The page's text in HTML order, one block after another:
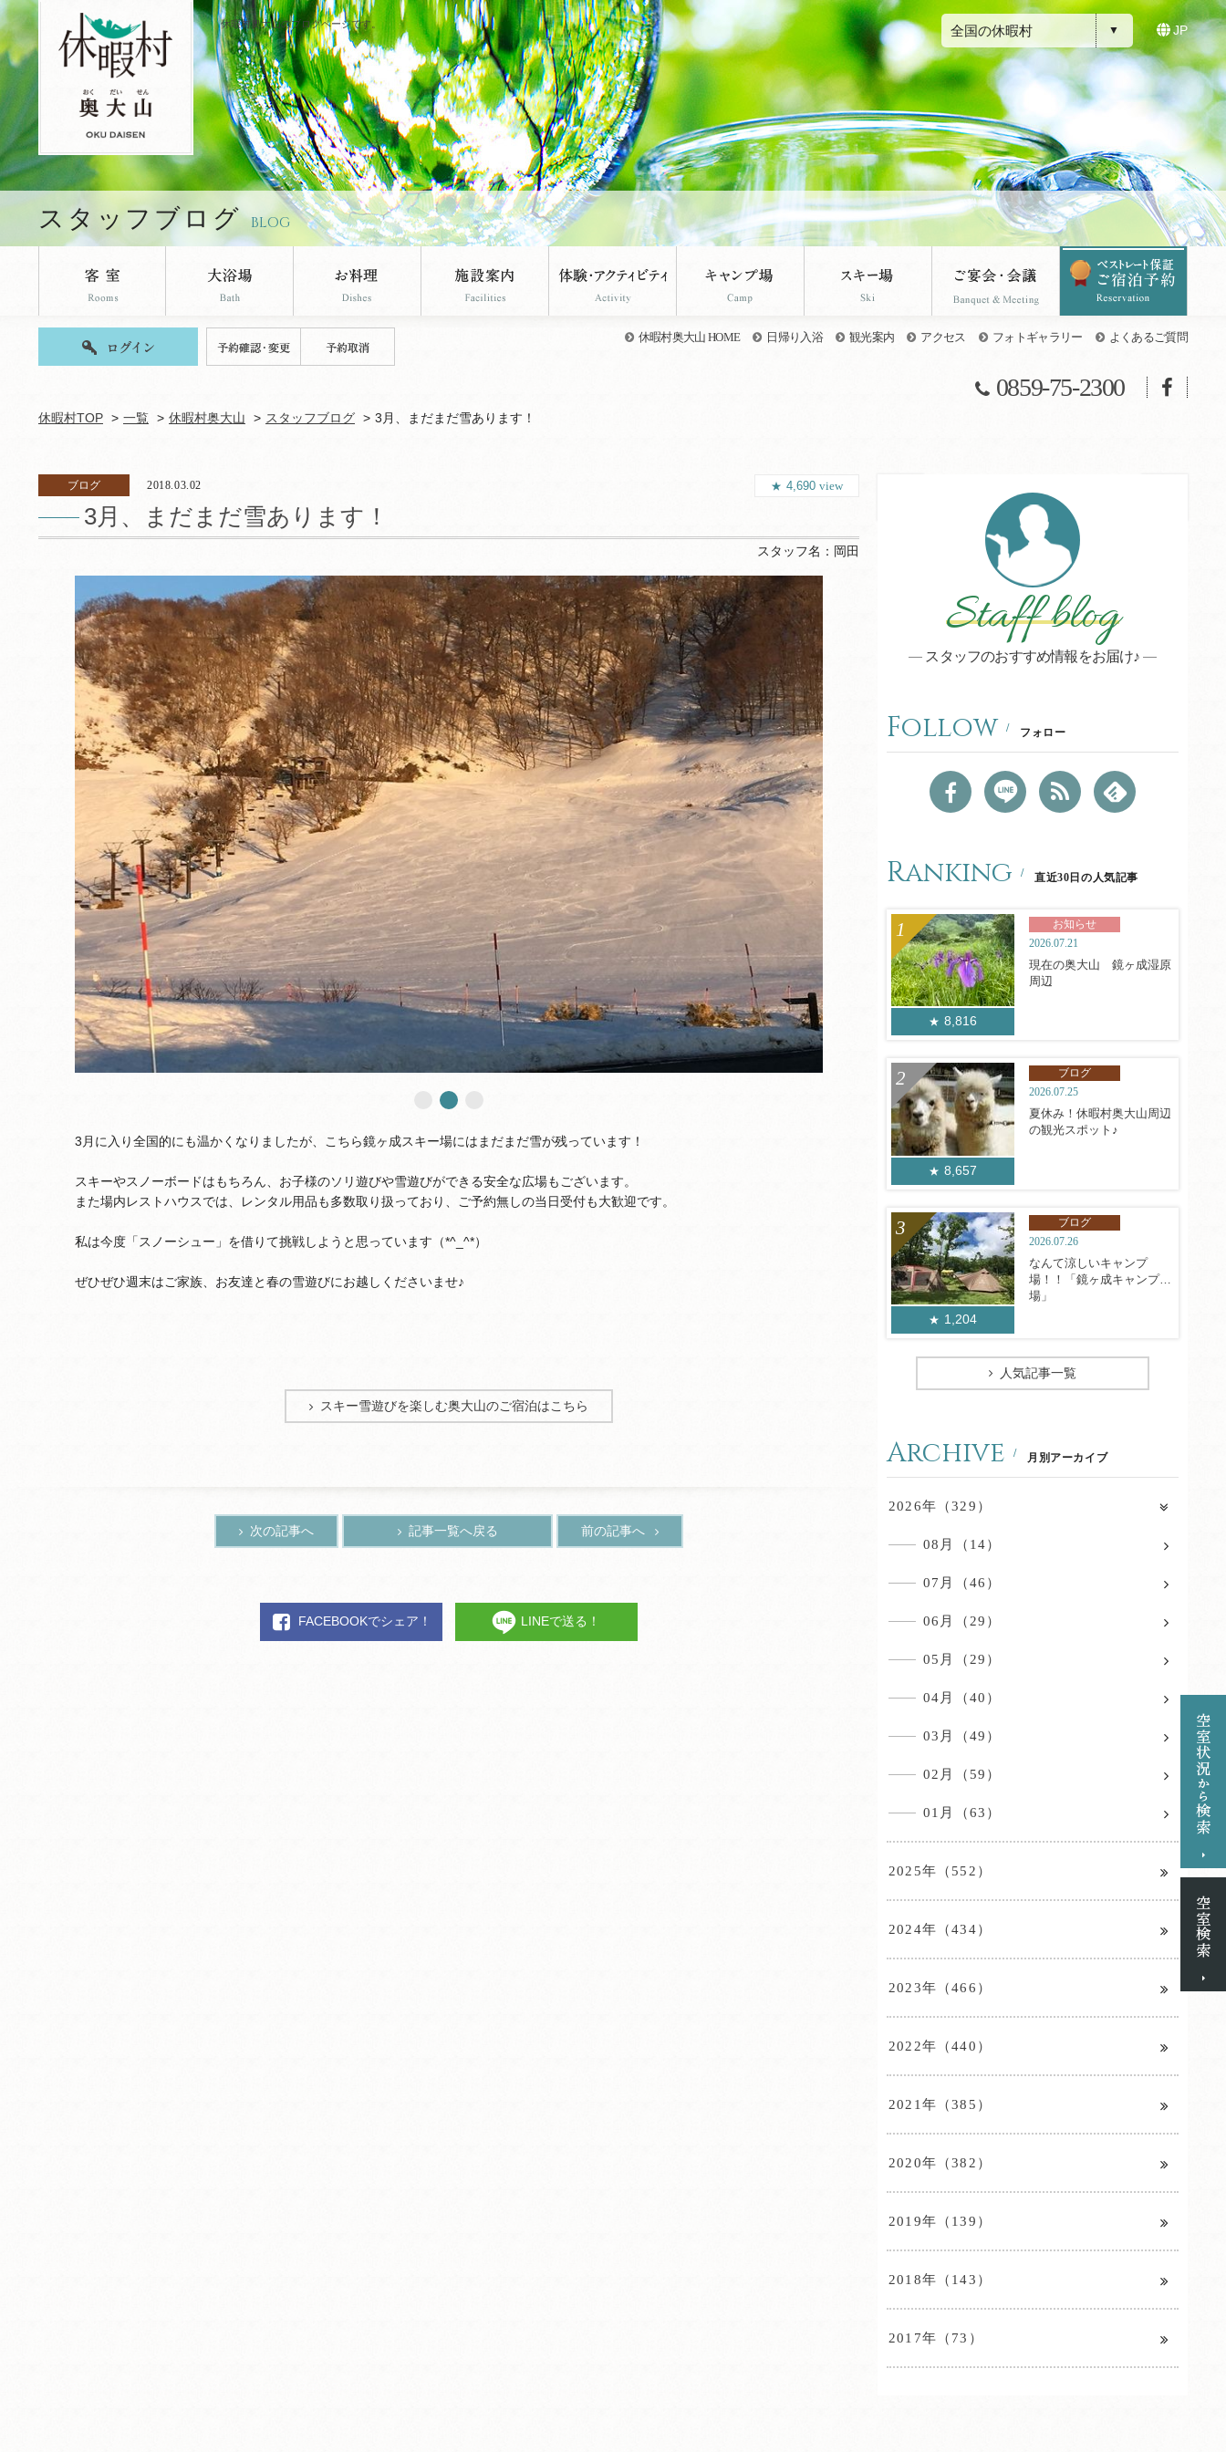
休暇村奥大山のブログページです。 全国の休暇村 JP
スタッフブログ BLOG
休暇村奥大山 HOME 日帰り入浴 観光案内 アクセス フォトギャラリー よくあるご質問
0859-75-2300
休暇村TOP 一覧 休暇村奥大山 スタッフブログ 3月、まだまだ雪あります！
ブログ 2018.03.02
3月、まだまだ雪あります！
4,690 view
スタッフ名： 岡田
3月に入り全国的にも温かくなりましたが、こちら鏡ヶ成スキー場にはまだまだ雪が残っています！
スキーやスノーボードはもちろん、お子様のソリ遊びや雪遊びができる安全な広場もございます。
また場内レストハウスでは、レンタル用品も多数取り扱っており、ご予約無しの当日受付も大歓迎です。
私は今度「スノーシュー」を借りて挑戦しようと思っています（*^_^*）
ぜひぜひ週末はご家族、お友達と春の雪遊びにお越しくださいませ♪
スキー雪遊びを楽しむ奥大山のご宿泊はこちら
次の記事へ 記事一覧へ戻る 前の記事へ
FACEBOOKでシェア！ LINEで送る！
Staff blog
スタッフのおすすめ情報をお届け♪
Follow フォロー
Ranking 直近30日の人気記事
8,816
お知らせ
2026.07.21
現在の奥大山 鏡ヶ成湿原
周辺
8,657
ブログ
2026.07.25
夏休み！休暇村奥大山周辺
の観光スポット♪
1,204
ブログ
2026.07.26
なんて涼しいキャンプ
場！！「鏡ヶ成キャンプ
場」
人気記事一覧
Archive 月別アーカイブ
2026年（329）
08月（14）
07月（46）
06月（29）
05月（29）
04月（40）
03月（49）
02月（59）
01月（63）
2025年（552）
2024年（434）
2023年（466）
2022年（440）
2021年（385）
2020年（382）
2019年（139）
2018年（143）
2017年（73）